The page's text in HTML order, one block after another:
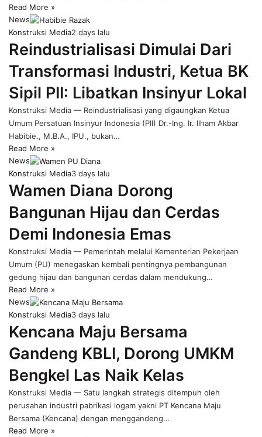
Read More »
News
Konstruksi Media2 days lalu
Reindustrialisasi Dimulai Dari
Transformasi Industri, Ketua BK
Sipil PII: Libatkan Insinyur Lokal
Konstruksi Media — Reindustrialisasi yang digaungkan Ketua
Umum Persatuan Insinyur Indonesia (PII) Dr.-Ing. Ir. Ilham Akbar
Habibie., M.B.A., IPU., bukan…
Read More »
News
Konstruksi Media3 days lalu
Wamen Diana Dorong
Bangunan Hijau dan Cerdas
Demi Indonesia Emas
Konstruksi Media — Pemerintah melalui Kementerian Pekerjaan
Umum (PU) menegaskan kembali pentingnya pembangunan
gedung hijau dan bangunan cerdas dalam mendukung…
Read More »
News
Konstruksi Media3 days lalu
Kencana Maju Bersama
Gandeng KBLI, Dorong UMKM
Bengkel Las Naik Kelas
Konstruksi Media — Satu langkah strategis ditempuh oleh
perusahan industri pabrikasi logam yakni PT Kencana Maju
Bersama (Kencana) dengan menggandeng…
Read More »